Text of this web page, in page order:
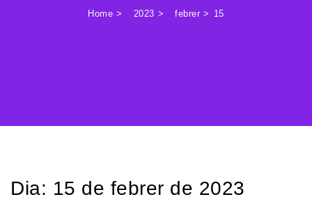
Home 2023 febrer 15
Dia: 15 de febrer de 2023